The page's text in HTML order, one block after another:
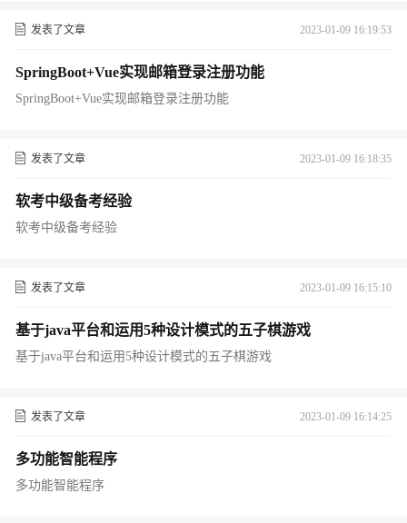
发表了文章 2023-01-09 16:19:53
SpringBoot+Vue实现邮箱登录注册功能
SpringBoot+Vue实现邮箱登录注册功能
发表了文章 2023-01-09 16:18:35
软考中级备考经验
软考中级备考经验
发表了文章 2023-01-09 16:15:10
基于java平台和运用5种设计模式的五子棋游戏
基于java平台和运用5种设计模式的五子棋游戏
发表了文章 2023-01-09 16:14:25
多功能智能程序
多功能智能程序